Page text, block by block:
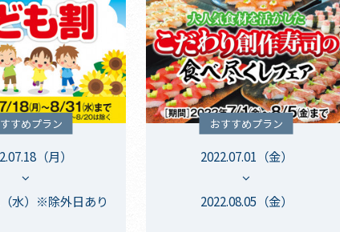
すめプラン
（月）
水）※除外日あり
おすすめプラン
2022.07.01（金）
2022.08.05（金）